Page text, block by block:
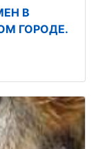
В
ГОРОДЕ.